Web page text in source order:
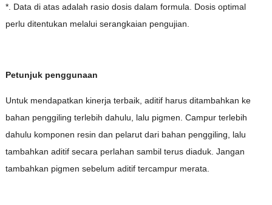
*. Data di atas adalah rasio dosis dalam formula. Dosis optimal
perlu ditentukan melalui serangkaian pengujian.
Petunjuk penggunaan
Untuk mendapatkan kinerja terbaik, aditif harus ditambahkan ke
bahan penggiling terlebih dahulu, lalu pigmen. Campur terlebih
dahulu komponen resin dan pelarut dari bahan penggiling, lalu
tambahkan aditif secara perlahan sambil terus diaduk. Jangan
tambahkan pigmen sebelum aditif tercampur merata.